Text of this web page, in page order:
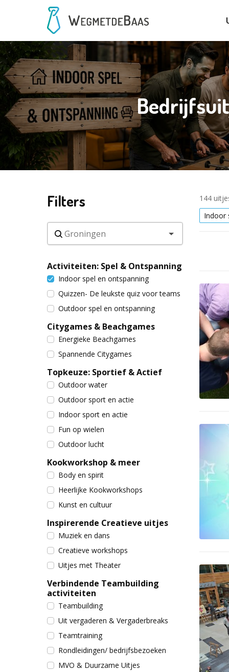
Filters
Activiteiten: Spel & Ontspanning
Indoor spel en ontspanning
Quizzen- De leukste quiz voor teams
Outdoor spel en ontspanning
Citygames & Beachgames
Energieke Beachgames
Spannende Citygames
Topkeuze: Sportief & Actief
Outdoor water
Outdoor sport en actie
Indoor sport en actie
Fun op wielen
Outdoor lucht
Kookworkshop & meer
Body en spirit
Heerlijke Kookworkshops
Kunst en cultuur
Inspirerende Creatieve uitjes
Muziek en dans
Creatieve workshops
Uitjes met Theater
Verbindende Teambuilding
activiteiten
Teambuilding
Uit vergaderen & Vergaderbreaks
Teamtraining
Rondleidingen/ bedrijfsbezoeken
MVO & Duurzame Uitjes
144
Indoor